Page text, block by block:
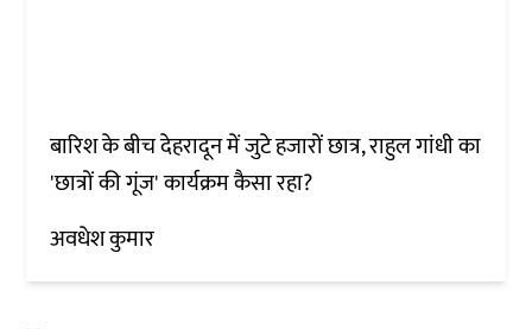
बारिश के बीच देहरादून में जुटे हजारों छात्र, राहुल गांधी का
'छात्रों की गूंज' कार्यक्रम कैसा रहा?
अवधेश कुमार